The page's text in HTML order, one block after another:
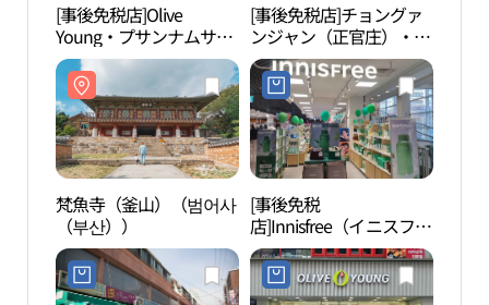
[事後免税店]Olive
Young・プサンナムサン
（釜山南山）店(올리브
영 부산남산점)
[事後免税店]チョングァ
ンジャン（正官庄）・ク
ソ（久瑞）店(정관장 구
서점)
梵魚寺（釜山）（범어사
（부산））
[事後免税
店]Innisfree（イニスフリ
ー）・イーマートクムジ
ョン（金井）店(이니스
프리 이마트금정점)